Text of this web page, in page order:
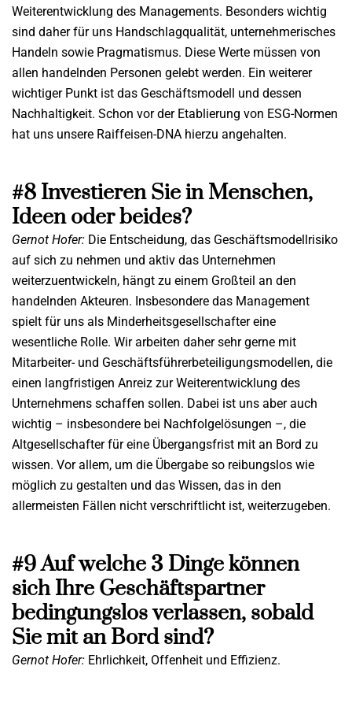
Weiterentwicklung des Managements. Besonders wichtig
sind daher für uns Handschlagqualität, unternehmerisches
Handeln sowie Pragmatismus. Diese Werte müssen von
allen handelnden Personen gelebt werden. Ein weiterer
wichtiger Punkt ist das Geschäftsmodell und dessen
Nachhaltigkeit. Schon vor der Etablierung von ESG-Normen
hat uns unsere Raiffeisen-DNA hierzu angehalten.
#8 Investieren Sie in Menschen,
Ideen oder beides?
Gernot Hofer: Die Entscheidung, das Geschäftsmodellrisiko
auf sich zu nehmen und aktiv das Unternehmen
weiterzuentwickeln, hängt zu einem Großteil an den
handelnden Akteuren. Insbesondere das Management
spielt für uns als Minderheitsgesellschafter eine
wesentliche Rolle. Wir arbeiten daher sehr gerne mit
Mitarbeiter- und Geschäftsführerbeteiligungsmodellen, die
einen langfristigen Anreiz zur Weiterentwicklung des
Unternehmens schaffen sollen. Dabei ist uns aber auch
wichtig – insbesondere bei Nachfolgelösungen –, die
Altgesellschafter für eine Übergangsfrist mit an Bord zu
wissen. Vor allem, um die Übergabe so reibungslos wie
möglich zu gestalten und das Wissen, das in den
allermeisten Fällen nicht verschriftlicht ist, weiterzugeben.
#9 Auf welche 3 Dinge können
sich Ihre Geschäftspartner
bedingungslos verlassen, sobald
Sie mit an Bord sind?
Gernot Hofer: Ehrlichkeit, Offenheit und Effizienz.